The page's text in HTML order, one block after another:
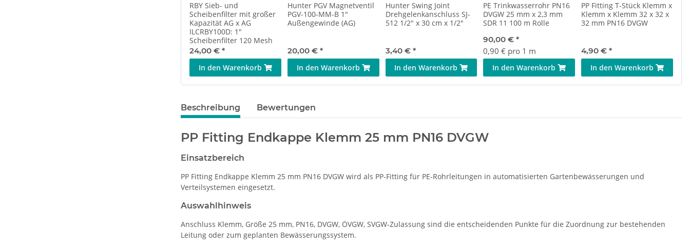
RBY Sieb- und
Scheibenfilter mit großer
Kapazität AG x AG
ILCRBY100D: 1"
Scheibenfilter 120 Mesh
24,00 € *
In den Warenkorb
Hunter PGV Magnetventil
PGV-100-MM-B 1"
Außengewinde (AG)
20,00 € *
In den Warenkorb
Hunter Swing Joint
Drehgelenkanschluss SJ-
512 1/2" x 30 cm x 1/2"
3,40 € *
In den Warenkorb
PE Trinkwasserrohr PN16
DVGW 25 mm x 2,3 mm
SDR 11 100 m Rolle
90,00 €*
0,90 € pro 1 m
In den Warenkorb
PP Fitting T-Stück Klemm x
Klemm x Klemm 32 x 32 x
32 mm PN16 DVGW
4,90 €*
In den Warenkorb
Beschreibung Bewertungen
PP Fitting Endkappe Klemm 25 mm PN16 DVGW
Einsatzbereich
PP Fitting Endkappe Klemm 25 mm PN16 DVGW wird als PP-Fitting für PE-Rohrleitungen in automatisierten Gartenbewässerungen und
Verteilsystemen eingesetzt.
Auswahlhinweis
Anschluss Klemm, Größe 25 mm, PN16, DVGW, ÖVGW, SVGW-Zulassung sind die entscheidenden Punkte für die Zuordnung zur bestehenden
Leitung oder zum geplanten Bewässerungssystem.